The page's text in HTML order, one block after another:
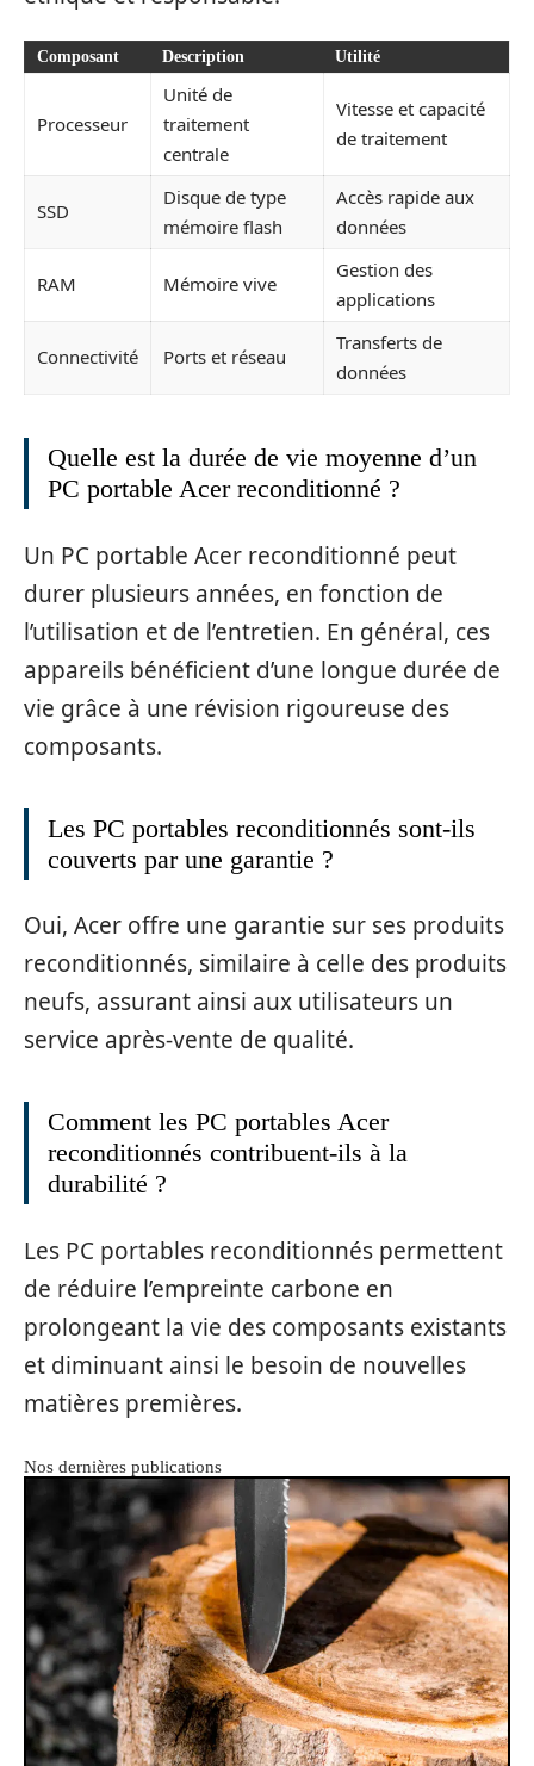
Composant Description Utilité
Processeur
Unité de
traitement
centrale
Vitesse et capacité
de traitement
SSD
Disque de type
mémoire flash
Accès rapide aux
données
RAM Mémoire vive
Gestion des
applications
Connectivité Ports et réseau
Transferts de
données
Quelle est la durée de vie moyenne d’un
PC portable Acer reconditionné ?
Un PC portable Acer reconditionné peut
durer plusieurs années, en fonction de
l’utilisation et de l’entretien. En général, ces
appareils bénéficient d’une longue durée de
vie grâce à une révision rigoureuse des
composants.
Les PC portables reconditionnés sont-ils
couverts par une garantie ?
Oui, Acer offre une garantie sur ses produits
reconditionnés, similaire à celle des produits
neufs, assurant ainsi aux utilisateurs un
service après-vente de qualité.
Comment les PC portables Acer
reconditionnés contribuent-ils à la
durabilité ?
Les PC portables reconditionnés permettent
de réduire l’empreinte carbone en
prolongeant la vie des composants existants
et diminuant ainsi le besoin de nouvelles
matières premières.
Nos dernières publications